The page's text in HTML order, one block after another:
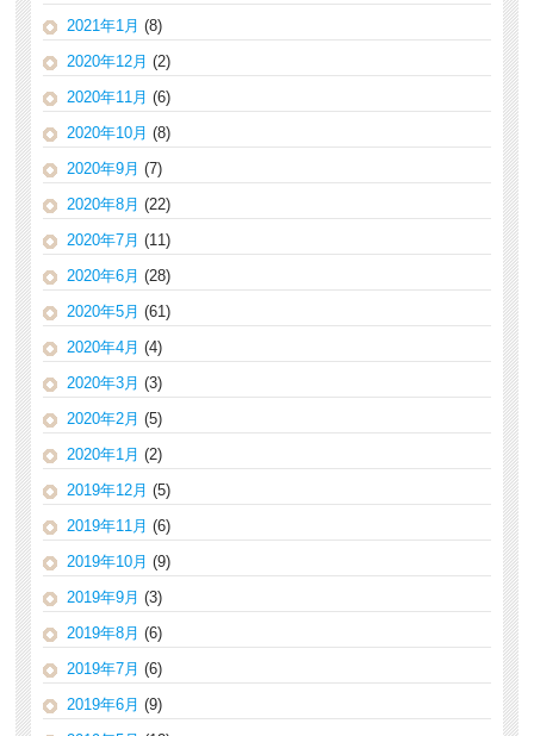
2021年1月 (8)
2020年12月 (2)
2020年11月 (6)
2020年10月 (8)
2020年9月 (7)
2020年8月 (22)
2020年7月 (11)
2020年6月 (28)
2020年5月 (61)
2020年4月 (4)
2020年3月 (3)
2020年2月 (5)
2020年1月 (2)
2019年12月 (5)
2019年11月 (6)
2019年10月 (9)
2019年9月 (3)
2019年8月 (6)
2019年7月 (6)
2019年6月 (9)